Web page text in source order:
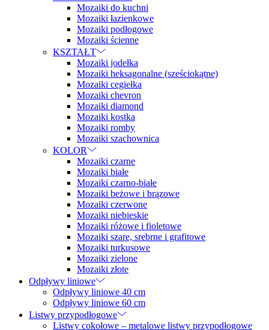
Mozaiki do kuchni
Mozaiki łazienkowe
Mozaiki podłogowe
Mozaiki ścienne
KSZTAŁT
Mozaiki jodełka
Mozaiki heksagonalne (sześciokątne)
Mozaiki cegiełka
Mozaiki chevron
Mozaiki diamond
Mozaiki kostka
Mozaiki romby
Mozaiki szachownica
KOLOR
Mozaiki czarne
Mozaiki białe
Mozaiki czarno-białe
Mozaiki beżowe i brązowe
Mozaiki czerwone
Mozaiki niebieskie
Mozaiki różowe i fioletowe
Mozaiki szare, srebrne i grafitowe
Mozaiki turkusowe
Mozaiki zielone
Mozaiki złote
Odpływy liniowe
Odpływy liniowe 40 cm
Odpływy liniowe 60 cm
Listwy przypodłogowe
Listwy cokołowe – metalowe listwy przypodłogowe